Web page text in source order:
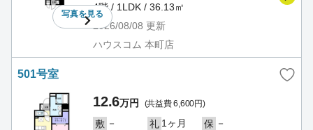
写真を見る
4階 / 1LDK / 36.13㎡
2026/08/08 更新
ハウスコム 本町店
501号室
12.6万円 (共益費 6,600円)
敷 － 礼 1ヶ月 保 －